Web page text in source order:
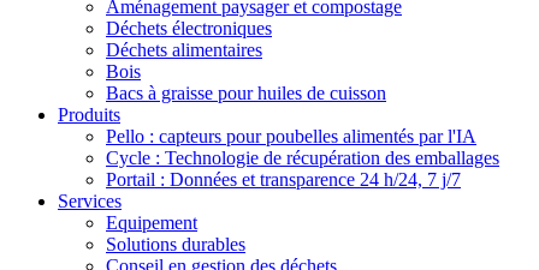
Aménagement paysager et compostage
Déchets électroniques
Déchets alimentaires
Bois
Bacs à graisse pour huiles de cuisson
Produits
Pello : capteurs pour poubelles alimentés par l'IA
Cycle : Technologie de récupération des emballages
Portail : Données et transparence 24 h/24, 7 j/7
Services
Equipement
Solutions durables
Conseil en gestion des déchets